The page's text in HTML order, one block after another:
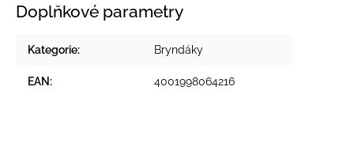
Doplňkové parametry
Kategorie: Bryndáky
EAN: 4001998064216